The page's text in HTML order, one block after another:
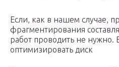
Если, как в нашем случае,
фрагментирования
работ проводить не нужно.
оптимизировать диск